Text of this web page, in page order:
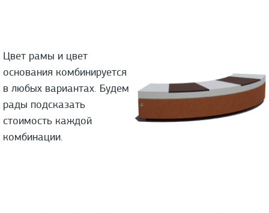
Цвет рамы и цвет
основания комбинируется
в любых вариантах. Будем
рады подсказать
стоимость каждой
комбинации.